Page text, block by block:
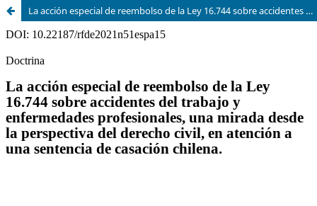
La acción especial de reembolso de la Ley 16.744 sobre accidentes del trabajo y enfermedades profesionales, una mirada desde la perspectiva del derecho civil, en atención a una sentencia de casación chilena.